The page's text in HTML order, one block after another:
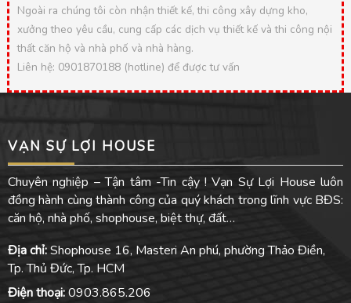
Ngoài ra chúng tôi còn nhận thiết kế, thi công xây dựng kho,
xưởng theo yêu cầu, cung cấp các dịch vụ thiết kế và thi công nội
thất căn hộ và nhà phố và nhà hàng.
Liên hệ: 0901870188 (hotline) để được tư vấn
VẠN SỰ LỢI HOUSE
Chuyên nghiệp – Tận tâm -Tin cậy ! Vạn Sự Lợi House luôn
đồng hành cùng thành công của quý khách trong lĩnh vực BĐS:
căn hộ, nhà phố, shophouse, biệt thự, đất…
Địa chỉ:Shophouse 16, Masteri An phú, phường Thảo Điền,
Tp. Thủ Đức, Tp. HCM
Điện thoại:0903.865.206